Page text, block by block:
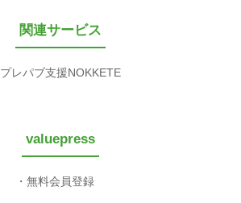
関連サービス
プレパブ支援NOKKETE
valuepress
無料会員登録